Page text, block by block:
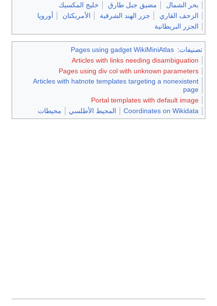
بحر الشمال
مضيق جبل طارق
خليج المكسيك
الزحف القاري
جزر الهند الشرقية الأمريكتان
أوروپا
الجزر البريطانية
تصنيفات:
Pages using gadget WikiMiniAtlas
Articles with links needing disambiguation
Pages using div col with unknown parameters
Articles with hatnote templates targeting a nonexistent
page
Portal templates with default image
Coordinates on Wikidata
المحيط الأطلسي محيطات